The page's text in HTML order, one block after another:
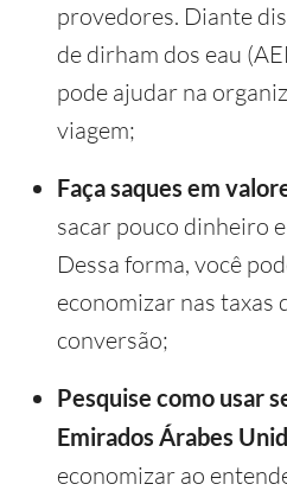
provedores. Diante
de dirham dos eau
pode ajudar na
viagem;
Faça saques em
sacar pouco dinheiro
Dessa forma, você
economizar nas taxas
conversão;
Pesquise como usar
Emirados Árabes
economizar ao